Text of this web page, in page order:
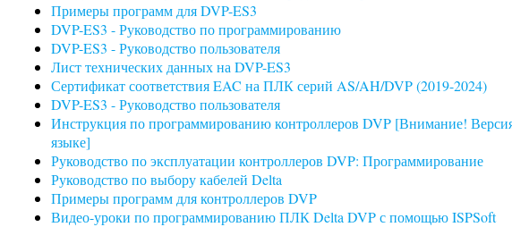
Примеры программ для DVP-ES3
DVP-ES3 - Руководство по программированию
DVP-ES3 - Руководство пользователя
Лист технических данных на DVP-ES3
Сертификат соответствия EAC на ПЛК серий AS/AH/DVP (2019-2024)
DVP-ES3 - Руководство пользователя
Инструкция по программированию контроллеров DVP [Внимание! Версия
языке]
Руководство по эксплуатации контроллеров DVP: Программирование
Руководство по выбору кабелей Delta
Примеры программ для контроллеров DVP
Видео-уроки по программированию ПЛК Delta DVP с помощью ISPSoft